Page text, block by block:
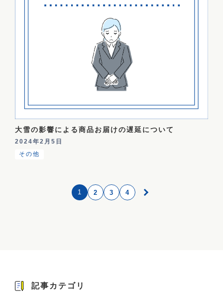
大雪の影響による商品お届けの遅延について
2024年2月5日
その他
1 2 3 4
記事カテゴリ